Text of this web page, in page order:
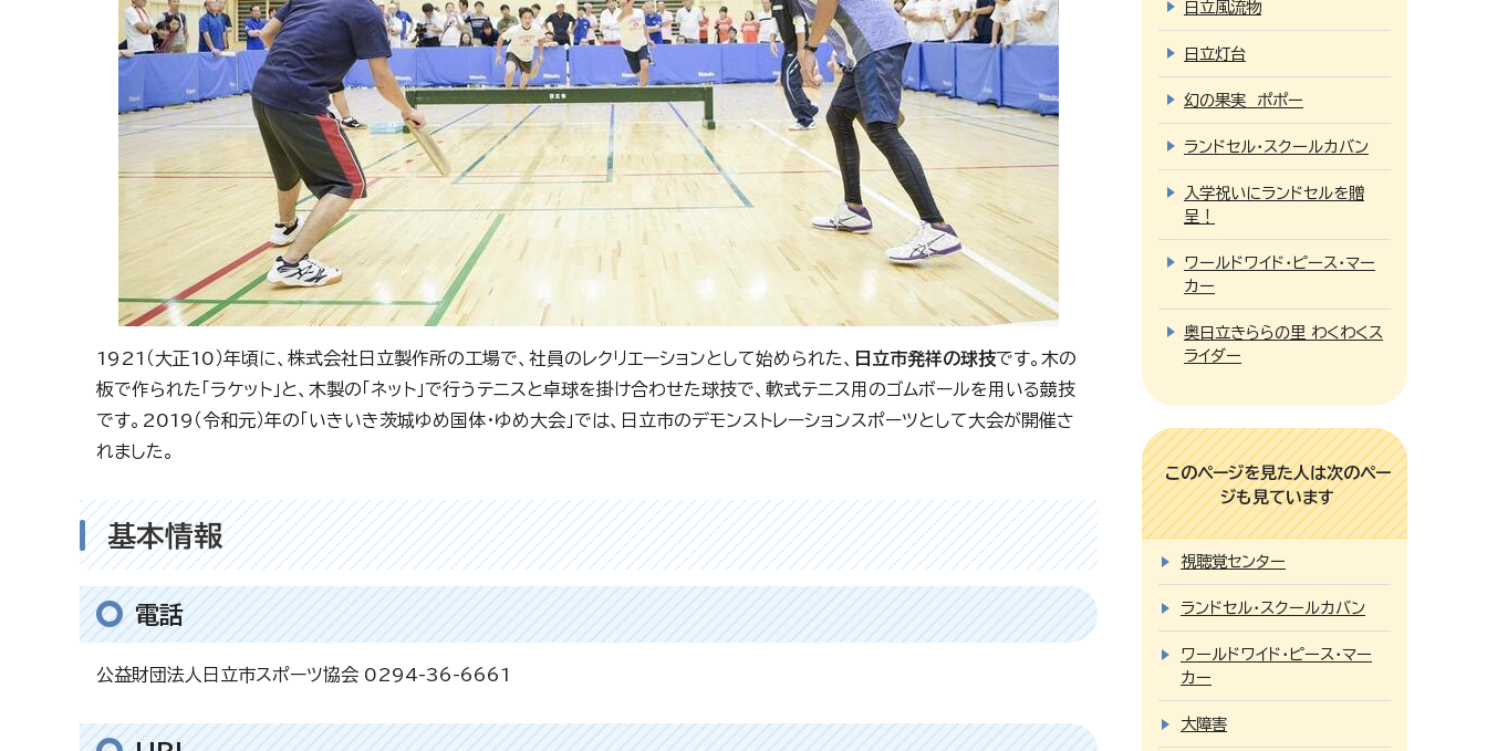
1921（大正10）年頃に、株式会社日立製作所の工場で、社員のレクリエーションとして始められた、 日立市発祥の球技です。木の
板で作られた「ラケット」と、木製の「ネット」で行うテニスと卓球を掛け合わせた球技で、軟式テニス用のゴムボールを用いる競技
です。2019（令和元）年の「いきいき茨城ゆめ国体・ゆめ大会」では、日立市のデモンストレーションスポーツとして大会が開催さ
れました。
基本情報
電話
公益財団法人日立市スポーツ協会 0294-36-6661
日立風流物
日立灯台
幻の果実 ポポー
ランドセル・スクールカバン
入学祝いにランドセルを贈
呈！
ワールドワイド・ピース・マー
カー
奥日立きららの里 わくわくス
ライダー
このページを見た人は次のペー
ジも見ています
視聴覚センター
ランドセル・スクールカバン
ワールドワイド・ピース・マー
カー
大障害